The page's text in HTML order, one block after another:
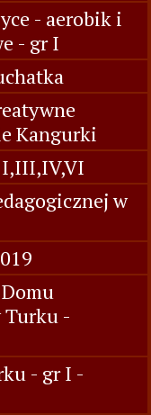
- aerobik i
- gr I
Kangurki
I,III,IV,VI
w
Turku -
- gr I -